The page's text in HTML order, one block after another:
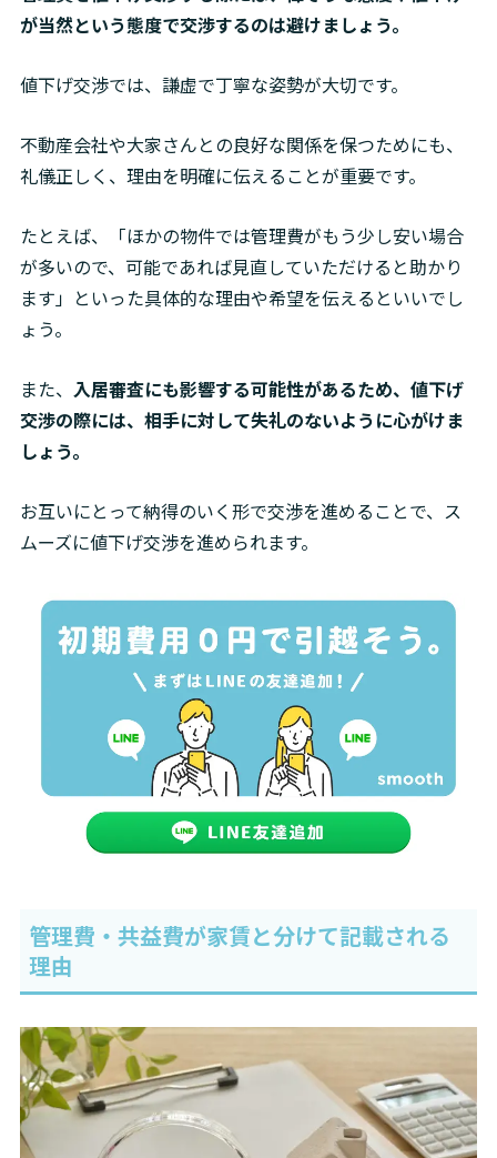
が当然という態度で交渉するのは避けましょう。
値下げ交渉では、謙虚で丁寧な姿勢が大切です。
不動産会社や大家さんとの良好な関係を保つためにも、
礼儀正しく、理由を明確に伝えることが重要です。
たとえば、「ほかの物件では管理費がもう少し安い場合
が多いので、可能であれば見直していただけると助かり
ます」といった具体的な理由や希望を伝えるといいでし
ょう。
また、 入居審査にも影響する可能性があるため、値下げ
交渉の際には、相手に対して失礼のないように心がけま
しょう。
お互いにとって納得のいく形で交渉を進めることで、ス
ムーズに値下げ交渉を進められます。
管理費・共益費が家賃と分けて記載される
理由